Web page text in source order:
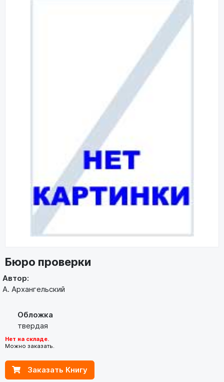
Бюро проверки
Автор:
А. Архангельский
Обложка
твердая
Нет на складе.
Можно заказать.
Заказать Книгу